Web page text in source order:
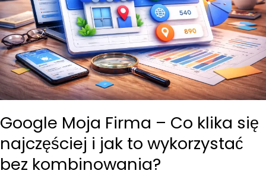
Google Moja Firma – Co klika się
najczęściej i jak to wykorzystać
bez kombinowania?